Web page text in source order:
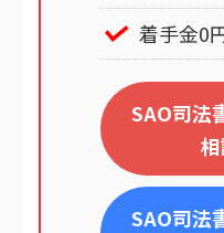
着手金0
SAO司法
SAO司法